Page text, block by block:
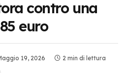
contro una
euro
19, 2026 2 min di lettura